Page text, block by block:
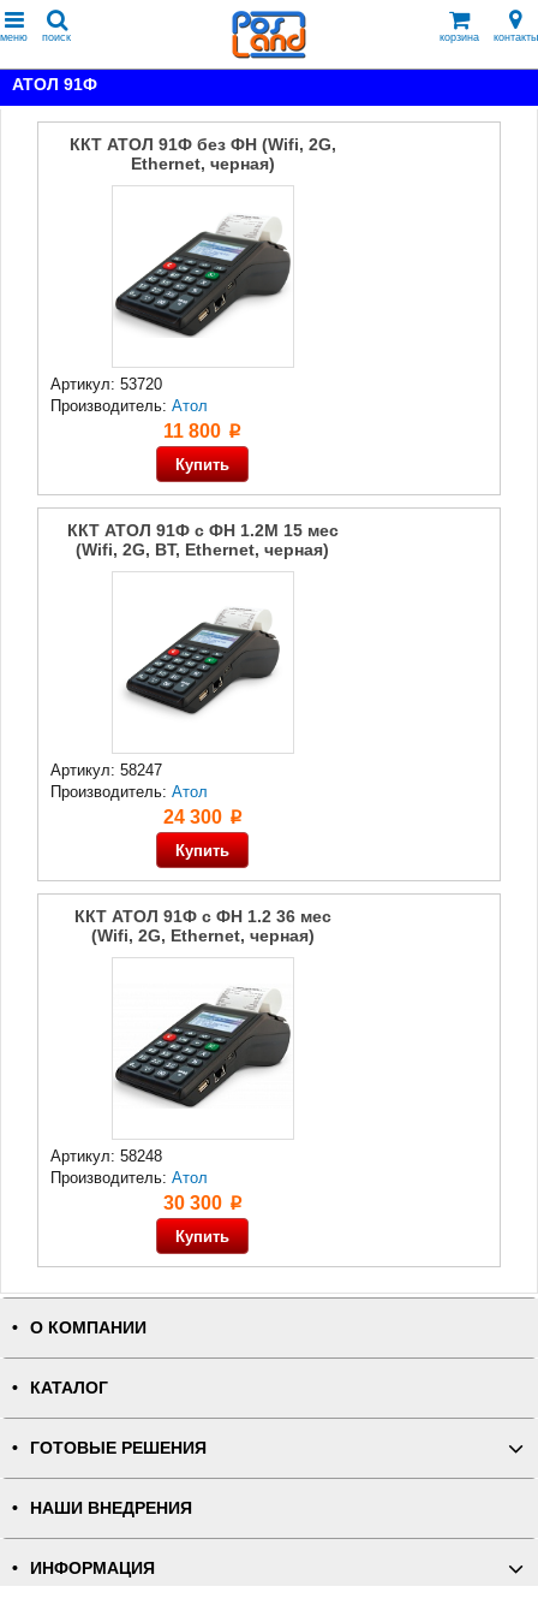
меню поиск корзина контакты
АТОЛ 91Ф
ККТ АТОЛ 91Ф без ФН (Wifi, 2G,
Ethernet, черная)
Артикул: 53720
Производитель: Атол
11 800 p
ККТ АТОЛ 91Ф с ФН 1.2М 15 мес
(Wifi, 2G, BT, Ethernet, черная)
Артикул: 58247
Производитель: Атол
24 300 p
ККТ АТОЛ 91Ф с ФН 1.2 36 мес
(Wifi, 2G, Ethernet, черная)
Артикул: 58248
Производитель: Атол
30 300 p
О КОМПАНИИ
КАТАЛОГ
ГОТОВЫЕ РЕШЕНИЯ
НАШИ ВНЕДРЕНИЯ
ИНФОРМАЦИЯ